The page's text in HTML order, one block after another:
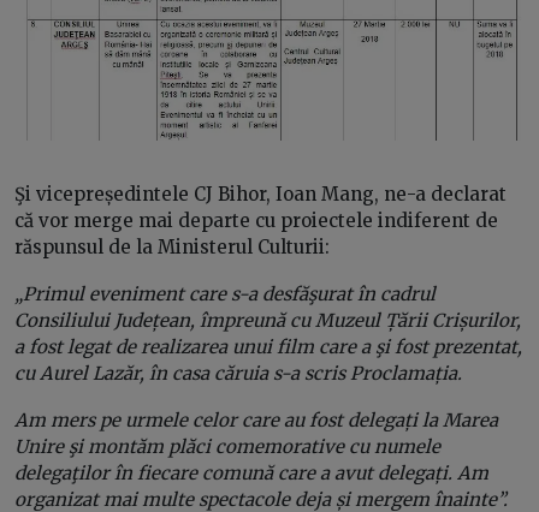
Şi vicepreședintele CJ Bihor, Ioan Mang, ne-a declarat
că vor merge mai departe cu proiectele indiferent de
răspunsul de la Ministerul Culturii:
„Primul eveniment care s-a desfăşurat în cadrul
Consiliului Județean, împreună cu Muzeul Țării Crișurilor,
a fost legat de realizarea unui film care a şi fost prezentat,
cu Aurel Lazăr, în casa căruia s-a scris Proclamația.
Am mers pe urmele celor care au fost delegați la Marea
Unire şi montăm plăci comemorative cu numele
delegaţilor în fiecare comună care a avut delegați. Am
organizat mai multe spectacole deja și mergem înainte”.